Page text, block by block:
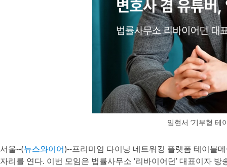
임현서 ‘기부형 테
서울--(뉴스와이어)--프리미엄 다이닝 네트워킹 플랫폼 테이블
자리를 연다. 이번 모임은 법률사무소 ‘리바이어던’ 대표이자